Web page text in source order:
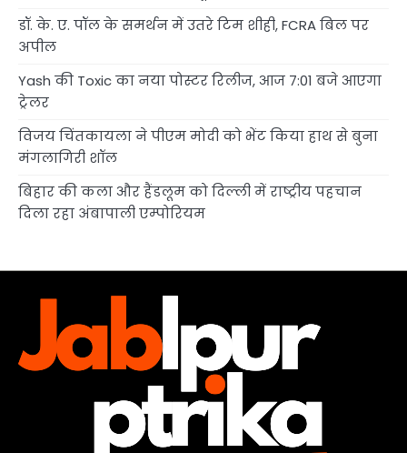
डॉ. के. ए. पॉल के समर्थन में उतरे टिम शीही, FCRA बिल पर
अपील
Yash की Toxic का नया पोस्टर रिलीज, आज 7:01 बजे आएगा
ट्रेलर
विजय चिंतकायला ने पीएम मोदी को भेंट किया हाथ से बुना
मंगलागिरी शॉल
बिहार की कला और हैंडलूम को दिल्ली में राष्ट्रीय पहचान
दिला रहा अंबापाली एम्पोरियम